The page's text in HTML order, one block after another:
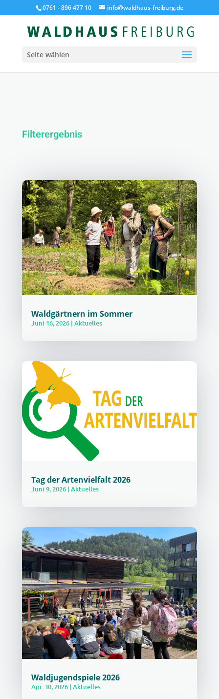
0761 - 896 477 10 info@waldhaus-freiburg.de
Seite wählen
Filterergebnis
Waldgärtnern im Sommer
Juni 16, 2026| Aktuelles
Tag der Artenvielfalt 2026
Juni 9, 2026| Aktuelles
Waldjugendspiele 2026
Apr. 30, 2026| Aktuelles